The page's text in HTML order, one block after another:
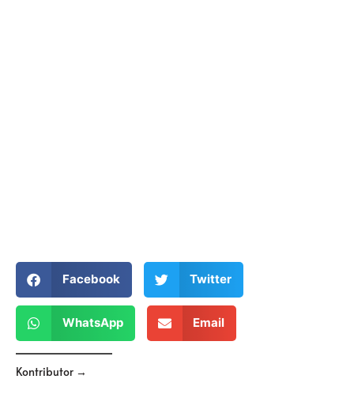
Facebook Twitter
WhatsApp Email
Kontributor →